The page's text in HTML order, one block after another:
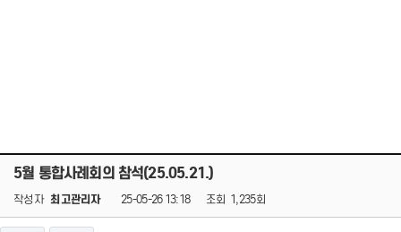
5월 통합사례회의 참석(25.05.21.)
작성자 최고관리자 25-05-26 13:18 조회 1,235회